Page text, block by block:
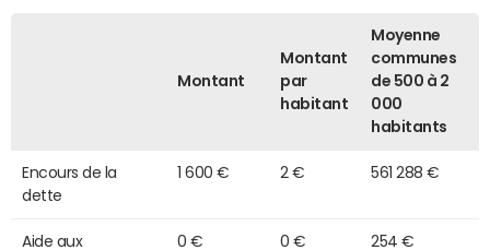
Montant
Montant
par
habitant
Moyenne
communes
de 500 à 2
000
habitants
Encours de la
dette
1 600 € 2 € 561 288 €
Aide aux
0 € 0 € 254 €